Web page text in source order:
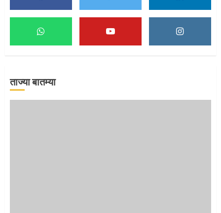
माऊलींच्या पादुकांना नीरा स्नान
ताज्या बातम्या